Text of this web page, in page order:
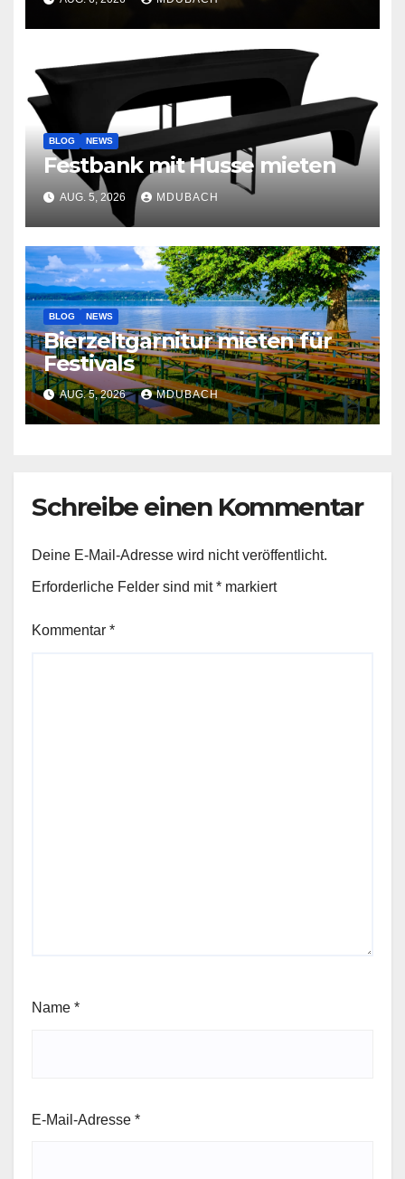
BLOG NEWS
Festbank mit Husse mieten
AUG. 5, 2026 MDUBACH
BLOG NEWS
Bierzeltgarnitur mieten für
Festivals
AUG. 5, 2026 MDUBACH
Schreibe einen Kommentar
Deine E-Mail-Adresse wird nicht veröffentlicht.
Erforderliche Felder sind mit* markiert
Kommentar *
Name *
E-Mail-Adresse *